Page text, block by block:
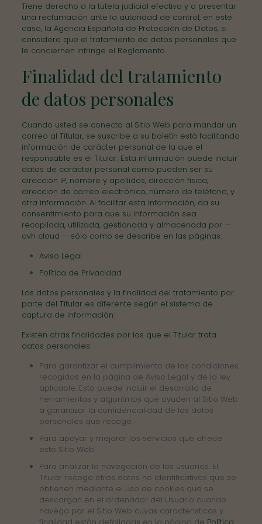
Tiene derecho a la tutela judicial efectiva y a presentar
una reclamación ante la autoridad de control, en este
caso, la Agencia Española de Protección de Datos, si
considera que el tratamiento de datos personales que
le conciernen infringe el Reglamento.
Finalidad del tratamiento
de datos personales
Cuando usted se conecta al Sitio Web para mandar un
correo al Titular, se suscribe a su boletín está facilitando
información de carácter personal de la que el
responsable es el Titular. Esta información puede incluir
datos de carácter personal como pueden ser su
dirección IP, nombre y apellidos, dirección física,
dirección de correo electrónico, número de teléfono, y
otra información. Al facilitar esta información, da su
consentimiento para que su información sea
recopilada, utilizada, gestionada y almacenada por —
ovh cloud — sólo como se describe en las páginas:
Aviso Legal
Política de Privacidad
Los datos personales y la finalidad del tratamiento por
parte del Titular es diferente según el sistema de
captura de información:
Existen otras finalidades por las que el Titular trata
datos personales:
Para garantizar el cumplimiento de las condiciones
recogidas en la página de Aviso Legal y de la ley
aplicable. Esto puede incluir el desarrollo de
herramientas y algoritmos que ayuden al Sitio Web
a garantizar la confidencialidad de los datos
personales que recoge.
Para apoyar y mejorar los servicios que ofrece
este Sitio Web.
Para analizar la navegación de los usuarios. El
Titular recoge otros datos no identificativos que se
obtienen mediante el uso de cookies que se
descargan en el ordenador del Usuario cuando
navega por el Sitio Web cuyas características y